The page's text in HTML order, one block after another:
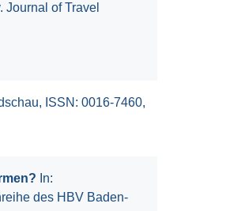
Journal of Travel
ISSN: 0016-7460,
In:
des HBV Baden-